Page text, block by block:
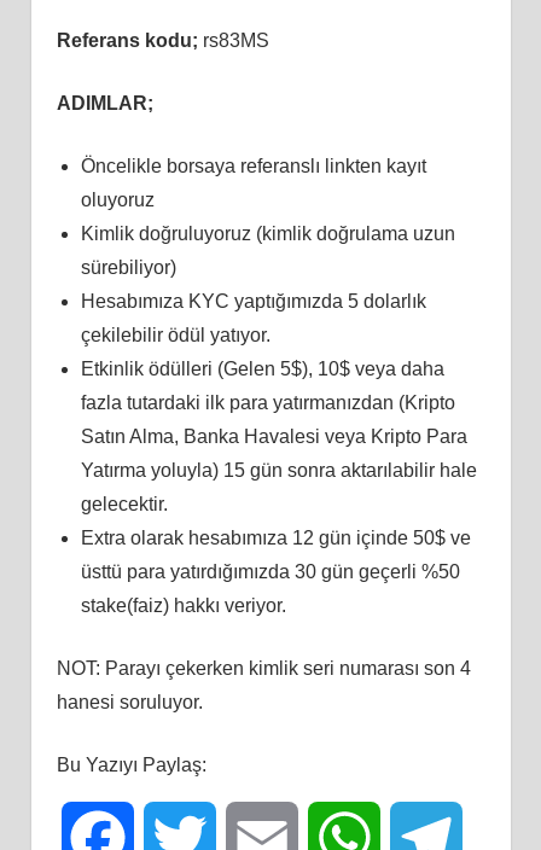
Referans kodu; rs83MS
ADIMLAR;
Öncelikle borsaya referanslı linkten kayıt
oluyoruz
Kimlik doğruluyoruz (kimlik doğrulama uzun
sürebiliyor)
Hesabımıza KYC yaptığımızda 5 dolarlık
çekilebilir ödül yatıyor.
Etkinlik ödülleri (Gelen 5$), 10$ veya daha
fazla tutardaki ilk para yatırmanızdan (Kripto
Satın Alma, Banka Havalesi veya Kripto Para
Yatırma yoluyla) 15 gün sonra aktarılabilir hale
gelecektir.
Extra olarak hesabımıza 12 gün içinde 50$ ve
üsttü para yatırdığımızda 30 gün geçerli %50
stake(faiz) hakkı veriyor.
NOT: Parayı çekerken kimlik seri numarası son 4
hanesi soruluyor.
Bu Yazıyı Paylaş:
Facebook Twitter Email WhatsApp